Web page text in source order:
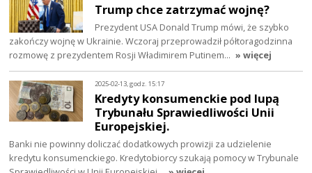
Trump chce zatrzymać wojnę?
Prezydent USA Donald Trump mówi, że szybko
zakończy wojnę w Ukrainie. Wczoraj przeprowadził półtoragodzinna
rozmowę z prezydentem Rosji Władimirem Putinem… » więcej
2025-02-13, godz. 15:17
Kredyty konsumenckie pod lupą
Trybunału Sprawiedliwości Unii
Europejskiej.
Banki nie powinny doliczać dodatkowych prowizji za udzielenie
kredytu konsumenckiego. Kredytobiorcy szukają pomocy w Trybunale